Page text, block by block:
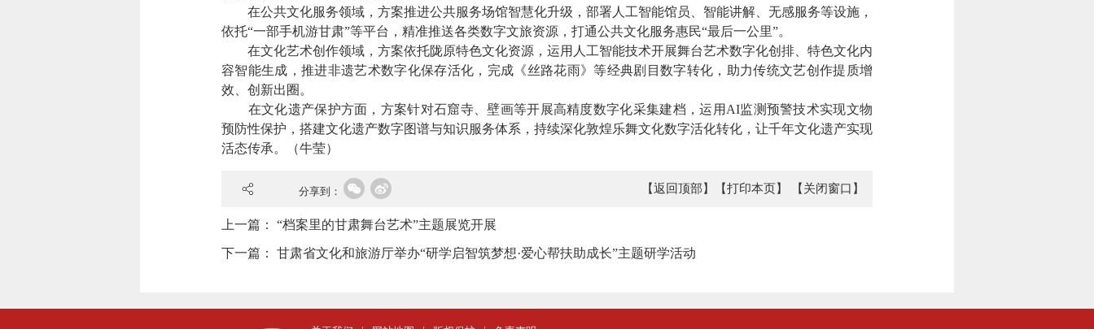
在公共文化服务领域，方案推进公共服务场馆智慧化升级，部署人工智能馆员、智能讲解、无感服务等设施，
依托“一部手机游甘肃”等平台，精准推送各类数字文旅资源，打通公共文化服务惠民“最后一公里”。
在文化艺术创作领域，方案依托陇原特色文化资源，运用人工智能技术开展舞台艺术数字化创排、特色文化内
容智能生成，推进非遗艺术数字化保存活化，完成《丝路花雨》等经典剧目数字转化，助力传统文艺创作提质增
效、创新出圈。
在文化遗产保护方面，方案针对石窟寺、壁画等开展高精度数字化采集建档，运用AI监测预警技术实现文物
预防性保护，搭建文化遗产数字图谱与知识服务体系，持续深化敦煌乐舞文化数字活化转化，让千年文化遗产实现
活态传承。（牛莹）
分享到： 【返回顶部】 【打印本页】 【关闭窗口】
上一篇： “档案里的甘肃舞台艺术”主题展览开展
下一篇： 甘肃省文化和旅游厅举办“研学启智筑梦想·爱心帮扶助成长”主题研学活动